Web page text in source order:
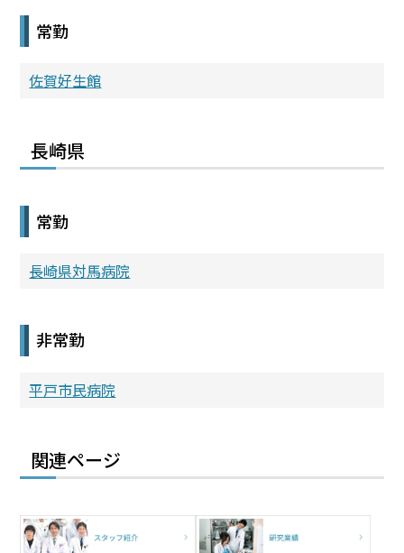
常勤
佐賀好生館
長崎県
常勤
長崎県対馬病院
非常勤
平戸市民病院
関連ページ